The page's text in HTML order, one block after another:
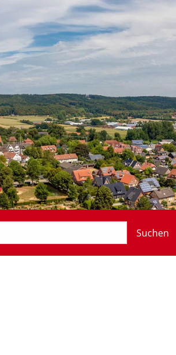
Suchen